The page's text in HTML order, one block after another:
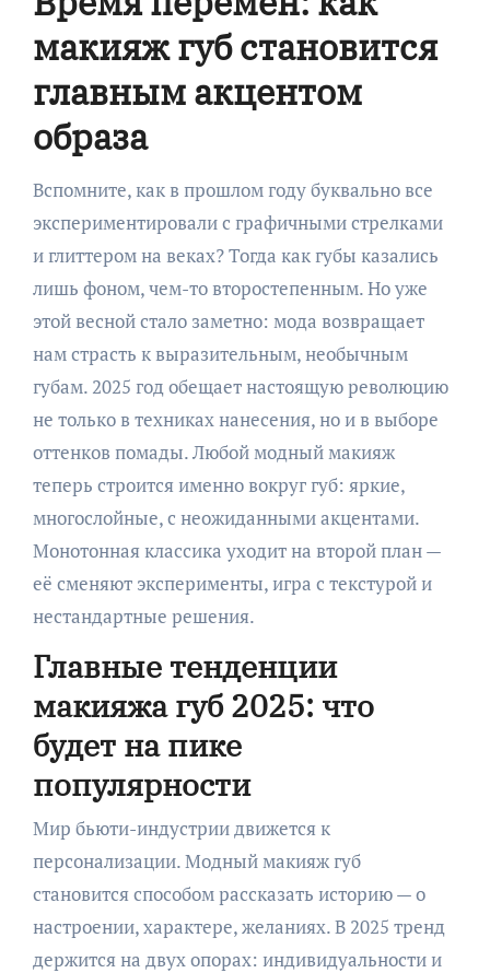
макияж губ становится
главным акцентом
образа
Вспомните, как в прошлом году буквально все
экспериментировали с графичными стрелками
и глиттером на веках? Тогда как губы казались
лишь фоном, чем-то второстепенным. Но уже
этой весной стало заметно: мода возвращает
нам страсть к выразительным, необычным
губам. 2025 год обещает настоящую революцию
не только в техниках нанесения, но и в выборе
оттенков помады. Любой модный макияж
теперь строится именно вокруг губ: яркие,
многослойные, с неожиданными акцентами.
Монотонная классика уходит на второй план —
её сменяют эксперименты, игра с текстурой и
нестандартные решения.
Главные тенденции
макияжа губ 2025: что
будет на пике
популярности
Мир бьюти-индустрии движется к
персонализации. Модный макияж губ
становится способом рассказать историю — о
настроении, характере, желаниях. В 2025 тренд
держится на двух опорах: индивидуальности и